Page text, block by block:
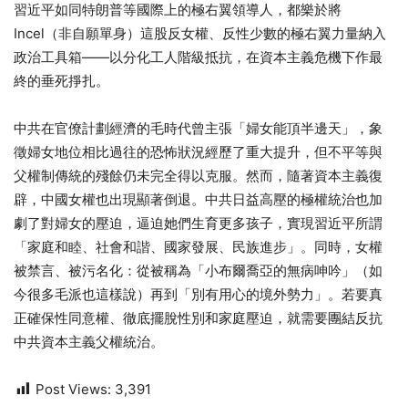
習近平如同特朗普等國際上的極右翼領導人，都樂於將
Incel（非自願單身）這股反女權、反性少數的極右翼力量納入
政治工具箱——以分化工人階級抵抗，在資本主義危機下作最
終的垂死掙扎。
中共在官僚計劃經濟的毛時代曾主張「婦女能頂半邊天」，象
徵婦女地位相比過往的恐怖狀況經歷了重大提升，但不平等與
父權制傳統的殘餘仍未完全得以克服。然而，隨著資本主義復
辟，中國女權也出現顯著倒退。中共日益高壓的極權統治也加
劇了對婦女的壓迫，逼迫她們生育更多孩子，實現習近平所謂
「家庭和睦、社會和諧、國家發展、民族進步」。同時，女權
被禁言、被污名化：從被稱為「小布爾喬亞的無病呻吟」（如
今很多毛派也這樣說）再到「別有用心的境外勢力」。若要真
正確保性同意權、徹底擺脫性別和家庭壓迫，就需要團結反抗
中共資本主義父權統治。
Post Views: 3,391